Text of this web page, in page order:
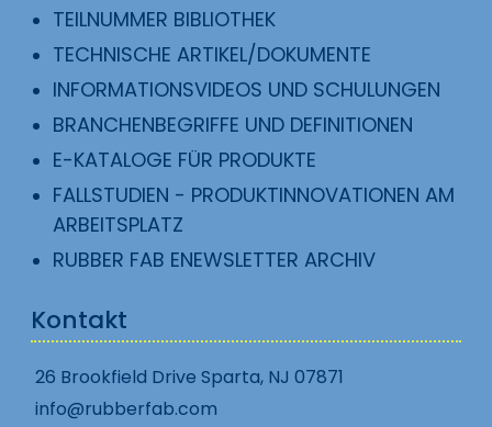
TEILNUMMER BIBLIOTHEK
TECHNISCHE ARTIKEL/DOKUMENTE
INFORMATIONSVIDEOS UND SCHULUNGEN
BRANCHENBEGRIFFE UND DEFINITIONEN
E-KATALOGE FÜR PRODUKTE
FALLSTUDIEN - PRODUKTINNOVATIONEN AM
ARBEITSPLATZ
RUBBER FAB ENEWSLETTER ARCHIV
Kontakt
26 Brookfield Drive Sparta, NJ 07871
info@rubberfab.com